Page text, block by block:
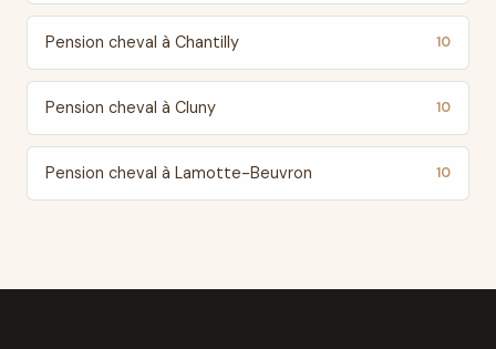
Pension cheval à Chantilly 10
Pension cheval à Cluny 10
Pension cheval à Lamotte-Beuvron 10